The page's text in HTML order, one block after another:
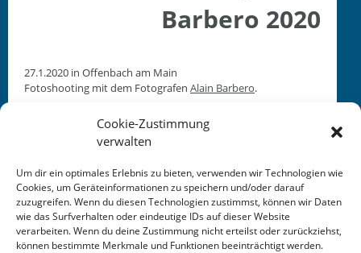
Cookie-Zustimmung
verwalten
Um dir ein optimales Erlebnis zu bieten, verwenden wir Technologien wie
Cookies, um Geräteinformationen zu speichern und/oder darauf
zuzugreifen. Wenn du diesen Technologien zustimmst, können wir Daten
wie das Surfverhalten oder eindeutige IDs auf dieser Website
verarbeiten. Wenn du deine Zustimmung nicht erteilst oder zurückziehst,
können bestimmte Merkmale und Funktionen beeinträchtigt werden.
Barbero 2020
27.1.2020 in Offen­bach am Main
Foto­shoot­ing mit dem Fotografen Alain Bar­bero.
This entry was posted inKALENDER. Bookmark the
permalink.